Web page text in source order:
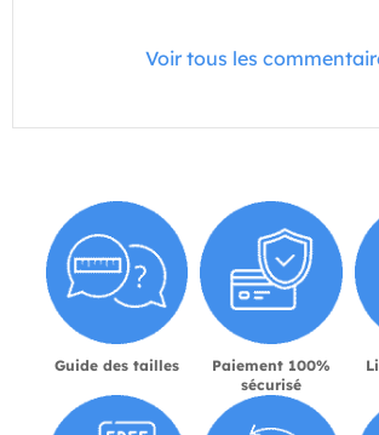
Voir tous les
Guide des tailles
Paiement 100%
sécurisé